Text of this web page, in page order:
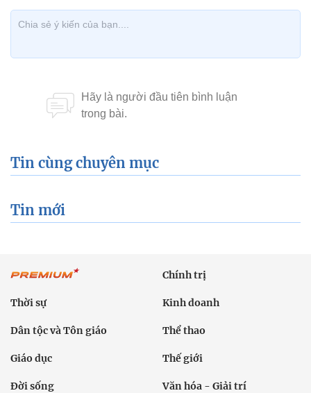
Tin cùng chuyên mục
Tin mới
Chính trị
Thời sự Kinh doanh
Dân tộc và Tôn giáo Thể thao
Giáo dục Thế giới
Đời sống Văn hóa - Giải trí